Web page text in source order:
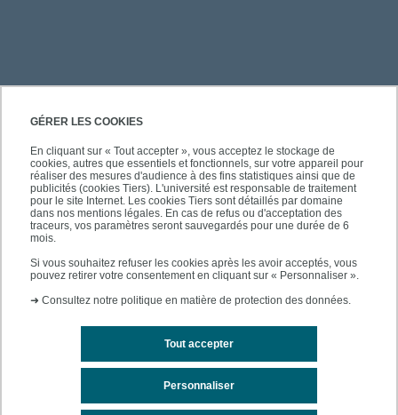
GÉRER LES COOKIES
En cliquant sur « Tout accepter », vous acceptez le stockage de
cookies, autres que essentiels et fonctionnels, sur votre appareil pour
réaliser des mesures d'audience à des fins statistiques ainsi que de
publicités (cookies Tiers). L'université est responsable de traitement
pour le site Internet. Les cookies Tiers sont détaillés par domaine
dans nos mentions légales. En cas de refus ou d'acceptation des
traceurs, vos paramètres seront sauvegardés pour une durée de 6
mois.
Si vous souhaitez refuser les cookies après les avoir acceptés, vous
pouvez retirer votre consentement en cliquant sur « Personnaliser ».
➜ Consultez notre politique en matière de protection des données.
Tout accepter
Personnaliser
PRATIQUE
ACCÈS RAPIDES
SUIVEZ-NOUS
Mentions légales Contacts Plan du site